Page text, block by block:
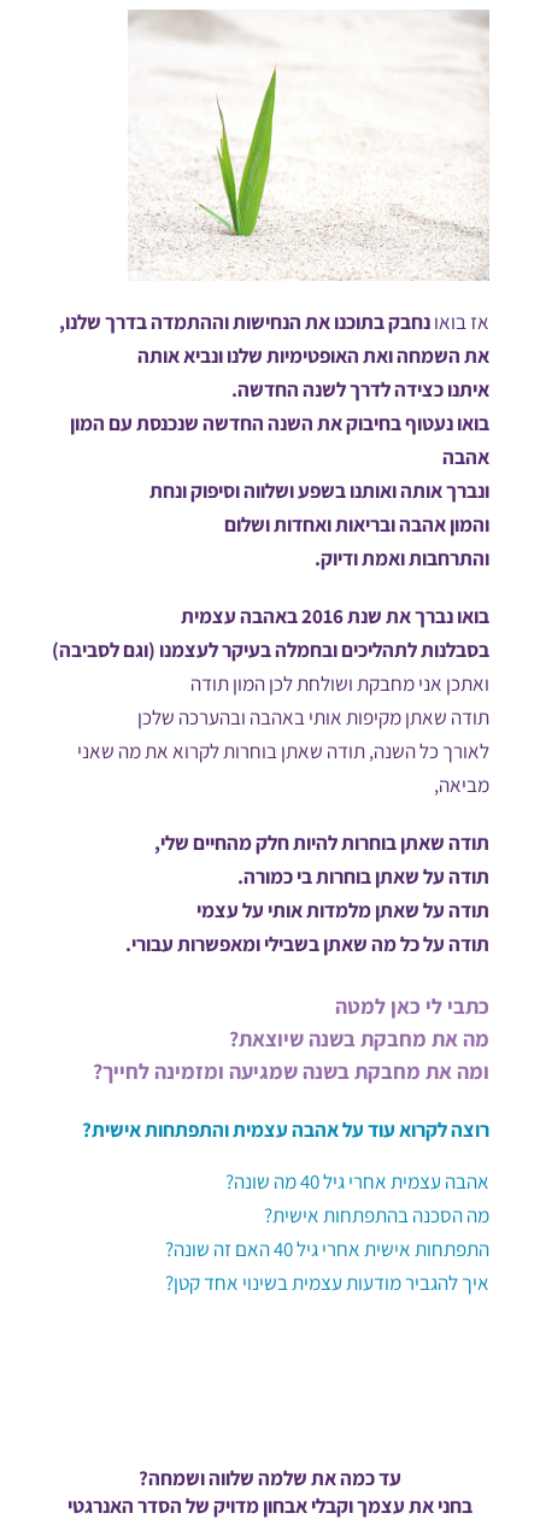
אז בואונחבק בתוכנו את הנחישות וההתמדה בדרך שלנו,
את השמחה ואת האופטימיות שלנו ונביא אותה
איתנו כצידה לדרך לשנה החדשה.
בואו נעטוף בחיבוק את השנה החדשה שנכנסת עם המון
אהבה
ונברך אותה ואותנו בשפע ושלווה וסיפוק ונחת
והמון אהבה ובריאות ואחדות ושלום
והתרחבות ואמת ודיוק.
בואו נברך את שנת 2016 באהבה עצמית
בסבלנות לתהליכים ובחמלה בעיקר לעצמנו (וגם לסביבה)
ואתכן אני מחבקת ושולחת לכן המון תודה
תודה שאתן מקיפות אותי באהבה ובהערכה שלכן
לאורך כל השנה, תודה שאתן בוחרות לקרוא את מה שאני
מביאה,
תודה שאתן בוחרות להיות חלק מהחיים שלי,
תודה על שאתן בוחרות בי כמורה.
תודה על שאתן מלמדות אותי על עצמי
תודה על כל מה שאתן בשבילי ומאפשרות עבורי.
כתבי לי כאן למטה
מה את מחבקת בשנה שיוצאת?
ומה את מחבקת בשנה שמגיעה ומזמינה לחייך?
רוצה לקרוא עוד על אהבה עצמית והתפתחות אישית?
אהבה עצמית אחרי גיל 40 מה שונה?
מה הסכנה בהתפתחות אישית?
התפתחות אישית אחרי גיל 40 האם זה שונה?
איך להגביר מודעות עצמית בשינוי אחד קטן?
עד כמה את שלמה שלווה ושמחה?
בחני את עצמך וקבלי אבחון מדויק של הסדר האנרגטי